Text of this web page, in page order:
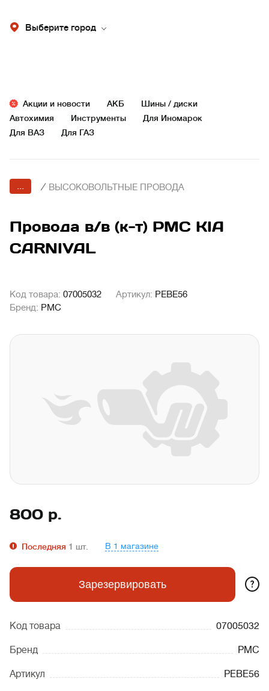
Выберите город
Акции и новости АКБ
Шины / диски
Автохимия
Инструменты
Для Иномарок
Для ВАЗ
Для ГАЗ
... / ВЫСОКОВОЛЬТНЫЕ ПРОВОДА
Провода в/в (к-т) PMC KIA
CARNIVAL
Код товара: 07005032 Артикул: PEBE56
Бренд: PMC
800 р.
Последняя 1 шт. В 1 магазине
Зарезервировать ?
Код товара 07005032
Бренд PMC
Артикул PEBE56